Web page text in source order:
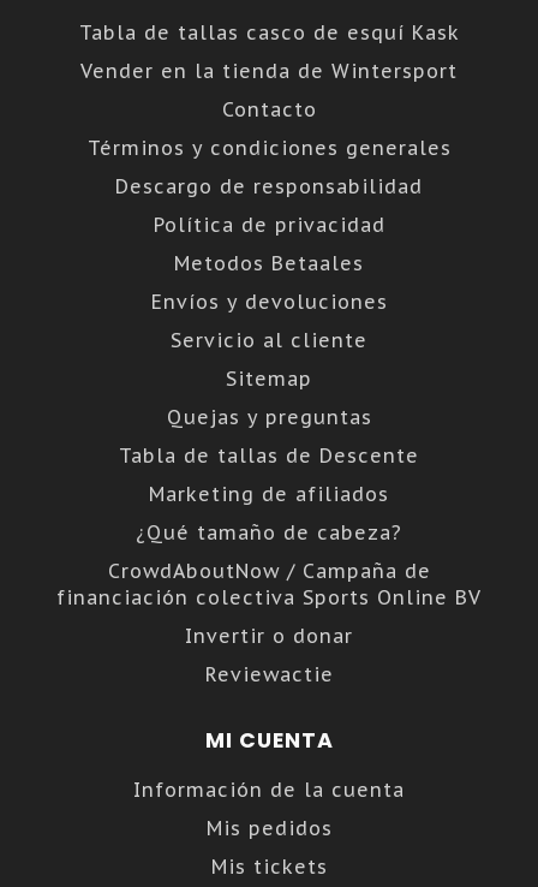
Tabla de tallas casco de esquí Kask
Vender en la tienda de Wintersport
Contacto
Términos y condiciones generales
Descargo de responsabilidad
Política de privacidad
Metodos Betaales
Envíos y devoluciones
Servicio al cliente
Sitemap
Quejas y preguntas
Tabla de tallas de Descente
Marketing de afiliados
¿Qué tamaño de cabeza?
CrowdAboutNow / Campaña de
financiación colectiva Sports Online BV
Invertir o donar
Reviewactie
MI CUENTA
Información de la cuenta
Mis pedidos
Mis tickets